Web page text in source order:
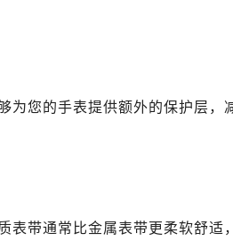
）
）
预约）
前预约）
前预约）
为您的手表提供额外的保护层，
表带通常比金属表带更柔软舒适，